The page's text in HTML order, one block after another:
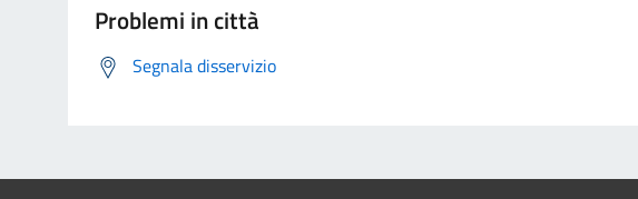
Problemi in città
Segnala disservizio